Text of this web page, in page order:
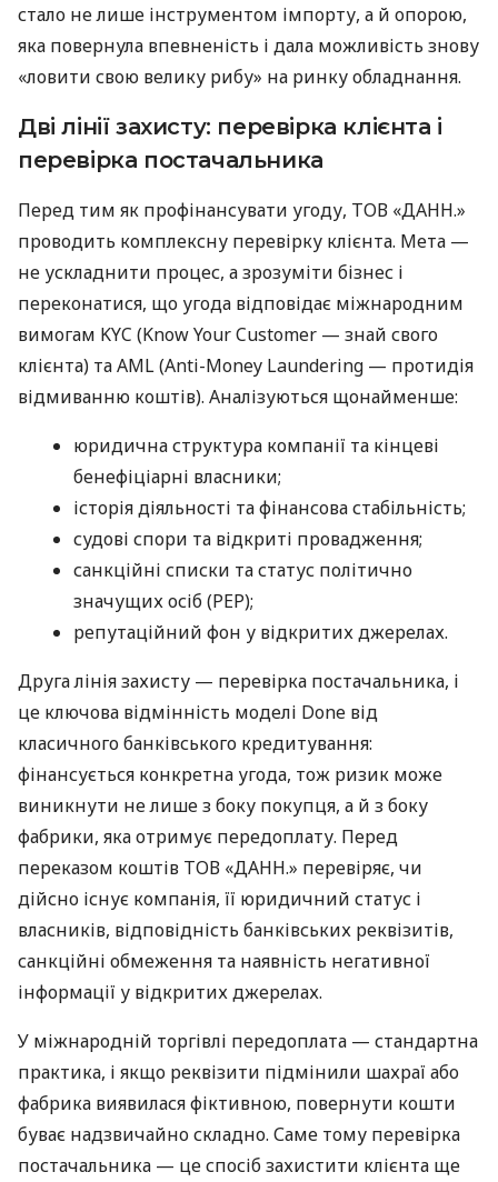
стало не лише інструментом імпорту, а й опорою,
яка повернула впевненість і дала можливість знову
«ловити свою велику рибу» на ринку обладнання.
Дві лінії захисту: перевірка клієнта і
перевірка постачальника
Перед тим як профінансувати угоду, ТОВ «ДАНН.»
проводить комплексну перевірку клієнта. Мета —
не ускладнити процес, а зрозуміти бізнес і
переконатися, що угода відповідає міжнародним
вимогам KYC (Know Your Customer — знай свого
клієнта) та AML (Anti-Money Laundering — протидія
відмиванню коштів). Аналізуються щонайменше:
юридична структура компанії та кінцеві
бенефіціарні власники;
історія діяльності та фінансова стабільність;
судові спори та відкриті провадження;
санкційні списки та статус політично
значущих осіб (PEP);
репутаційний фон у відкритих джерелах.
Друга лінія захисту — перевірка постачальника, і
це ключова відмінність моделі Done від
класичного банківського кредитування:
фінансується конкретна угода, тож ризик може
виникнути не лише з боку покупця, а й з боку
фабрики, яка отримує передоплату. Перед
переказом коштів ТОВ «ДАНН.» перевіряє, чи
дійсно існує компанія, її юридичний статус і
власників, відповідність банківських реквізитів,
санкційні обмеження та наявність негативної
інформації у відкритих джерелах.
У міжнародній торгівлі передоплата — стандартна
практика, і якщо реквізити підмінили шахраї або
фабрика виявилася фіктивною, повернути кошти
буває надзвичайно складно. Саме тому перевірка
постачальника — це спосіб захистити клієнта ще